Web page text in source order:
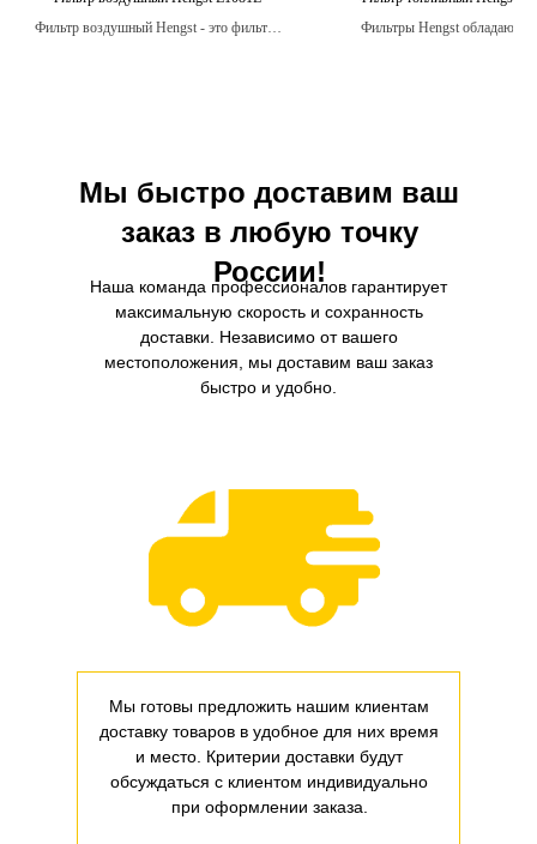
Фильтр воздушный Hengst - это фильтр,
Фильтры Hengst обладают
Мы быстро доставим ваш
заказ в любую точку
России!
Мы готовы предложить нашим клиентам
доставку товаров в удобное для них время
и место. Критерии доставки будут
обсуждаться с клиентом индивидуально
при оформлении заказа.
Наша команда профессионалов гарантирует
максимальную скорость и сохранность
доставки. Независимо от вашего
местоположения, мы доставим ваш заказ
быстро и удобно.